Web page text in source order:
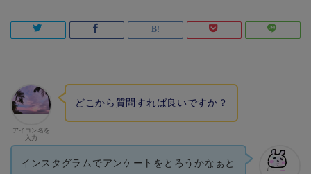
アイコン名を
入力
どこから質問すれば良いですか？
インスタグラムでアンケートをとろうかなぁと